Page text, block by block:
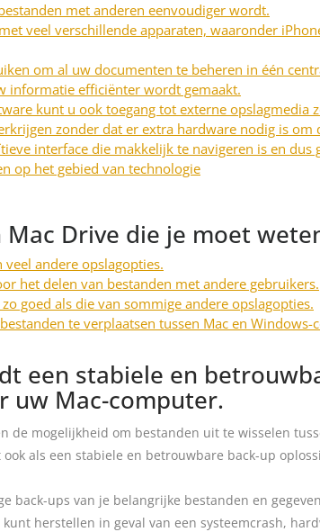
met anderen eenvoudiger wordt.
veel verschillende apparaten, waaronder
om al uw documenten te beheren in één
informatie efficiënter wordt gemaakt.
kunt u ook toegang tot externe opslagmedia
zonder dat er extra hardware nodig is om
interface die makkelijk te navigeren is en dus
op het gebied van technologie
Mac Drive die je moet
andere opslagopties.
het delen van bestanden met andere gebruikers.
goed als die van sommige andere opslagopties.
te verplaatsen tussen Mac en Windows-
een stabiele en
uw Mac-computer.
de mogelijkheid om bestanden uit te wisselen
als een stabiele en betrouwbare back-up
back-ups van je belangrijke bestanden en
herstellen in geval van een systeemcrash,